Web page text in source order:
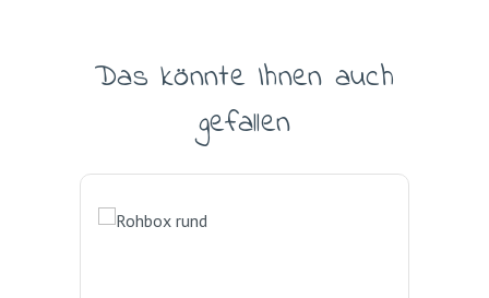
Produktgalerie überspringen
Das könnte Ihnen auch
gefallen